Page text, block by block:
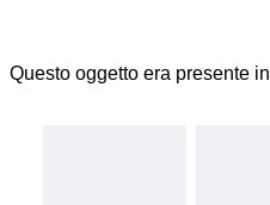
Questo oggetto era presente in